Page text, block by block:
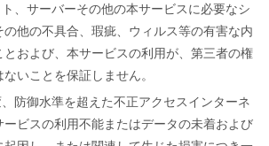
、サーバーその他の本サービスに必要なシ
の他の不具合、瑕疵、ウィルス等の有害な内
および、本サービスの利用が、第三者の権
いことを保証しません。
防御水準を超えた不正アクセスインターネ
ービスの利用不能またはデータの未着および